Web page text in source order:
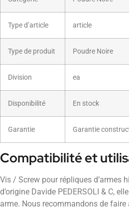
Type d’article article
Type de produit Poudre Noire
Division ea
Disponibilité En stock
Garantie Garantie
Compatibilité et
Vis / Screw pour répliques d’armes
d’origine Davide PEDERSOLI & C,
arme. Nous recommandons de